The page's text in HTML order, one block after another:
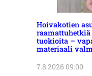
Hoivakotien
tuokioita –
materiaali
7.8.2026 09:00